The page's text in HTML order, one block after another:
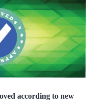
according to new